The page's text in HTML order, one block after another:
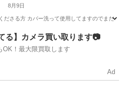
8月9日
ださる方 カバー洗って使用してますのでまだ
ソファ IKEA
る】カメラ買い取ります📷
OK！最大限買取します
Ad